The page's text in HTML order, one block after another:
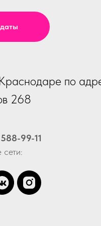
по
268
99-11